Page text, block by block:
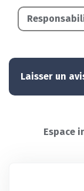
Laisser un
Espace